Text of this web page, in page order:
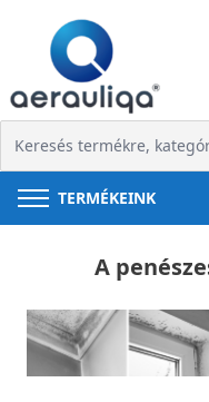
TERMÉKEINK
A